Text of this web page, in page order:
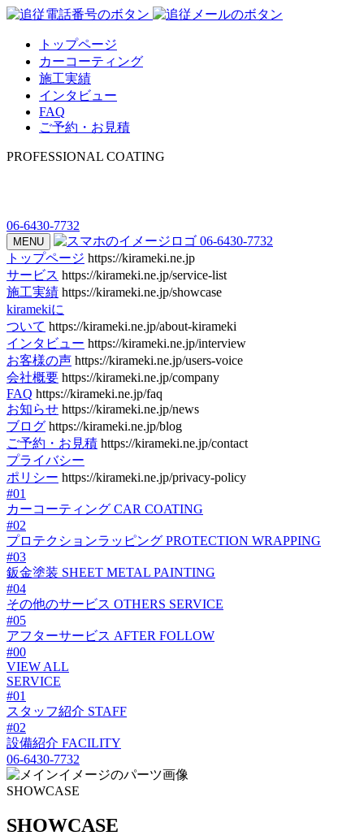
トップページ
カーコーティング
施工実績
インタビュー
FAQ
ご予約・お見積
PROFESSIONAL COATING
06-6430-7732
MENU
06-6430-7732
トップページ https://kirameki.ne.jp
サービス https://kirameki.ne.jp/service-list
施工実績 https://kirameki.ne.jp/showcase
kiramekiに
ついて https://kirameki.ne.jp/about-kirameki
インタビュー https://kirameki.ne.jp/interview
お客様の声 https://kirameki.ne.jp/users-voice
会社概要 https://kirameki.ne.jp/company
FAQ https://kirameki.ne.jp/faq
お知らせ https://kirameki.ne.jp/news
ブログ https://kirameki.ne.jp/blog
ご予約・お見積 https://kirameki.ne.jp/contact
プライバシー
ポリシー https://kirameki.ne.jp/privacy-policy
#01
カーコーティング CAR COATING
#02
プロテクションラッピング PROTECTION WRAPPING
#03
鈑金塗装 SHEET METAL PAINTING
#04
その他のサービス OTHERS SERVICE
#05
アフターサービス AFTER FOLLOW
#00
VIEW ALL
SERVICE
#01
スタッフ紹介 STAFF
#02
設備紹介 FACILITY
06-6430-7732
SHOWCASE
SHOWCASE